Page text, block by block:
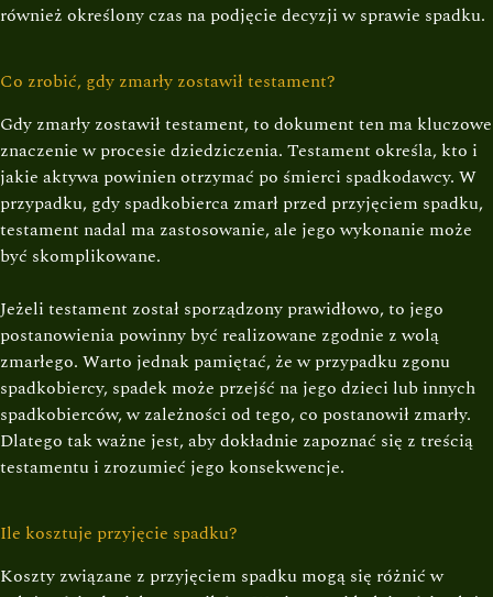
również określony czas na podjęcie decyzji w sprawie spadku.
Co zrobić, gdy zmarły zostawił testament?
Gdy zmarły zostawił testament, to dokument ten ma kluczowe
znaczenie w procesie dziedziczenia. Testament określa, kto i
jakie aktywa powinien otrzymać po śmierci spadkodawcy. W
przypadku, gdy spadkobierca zmarł przed przyjęciem spadku,
testament nadal ma zastosowanie, ale jego wykonanie może
być skomplikowane.
Jeżeli testament został sporządzony prawidłowo, to jego
postanowienia powinny być realizowane zgodnie z wolą
zmarłego. Warto jednak pamiętać, że w przypadku zgonu
spadkobiercy, spadek może przejść na jego dzieci lub innych
spadkobierców, w zależności od tego, co postanowił zmarły.
Dlatego tak ważne jest, aby dokładnie zapoznać się z treścią
testamentu i zrozumieć jego konsekwencje.
Ile kosztuje przyjęcie spadku?
Koszty związane z przyjęciem spadku mogą się różnić w